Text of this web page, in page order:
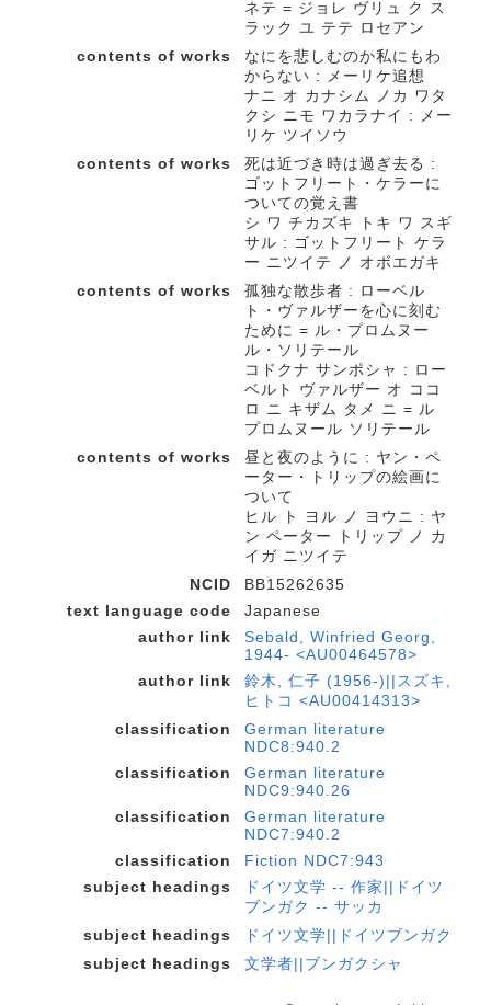
ネテ = ジョレ ヴリュ ク ス
ラック ユ テテ ロセアン
contents of works
なにを悲しむのか私にもわ
からない : メーリケ追想
ナニ オ カナシム ノカ ワタ
クシ ニモ ワカラナイ : メー
リケ ツイソウ
contents of works
死は近づき時は過ぎ去る :
ゴットフリート・ケラーに
ついての覚え書
シ ワ チカズキ トキ ワ スギ
サル : ゴットフリート ケラ
ー ニツイテ ノ オボエガキ
contents of works
孤独な散歩者 : ローベル
ト・ヴァルザーを心に刻む
ために = ル・プロムヌー
ル・ソリテール
コドクナ サンポシャ : ロー
ベルト ヴァルザー オ ココ
ロ ニ キザム タメ ニ = ル
プロムヌール ソリテール
contents of works
昼と夜のように : ヤン・ペ
ーター・トリップの絵画に
ついて
ヒル ト ヨル ノ ヨウニ : ヤ
ン ペーター トリップ ノ カ
イガ ニツイテ
NCID
BB15262635
text language code
Japanese
author link
Sebald, Winfried Georg,
1944- <AU00464578>
author link
鈴木, 仁子 (1956-)||スズキ,
ヒトコ <AU00414313>
classification
German literature
NDC8:940.2
classification
German literature
NDC9:940.26
classification
German literature
NDC7:940.2
classification
Fiction NDC7:943
subject headings
ドイツ文学 -- 作家||ドイツ
ブンガク -- サッカ
subject headings
ドイツ文学||ドイツブンガク
subject headings
文学者||ブンガクシャ